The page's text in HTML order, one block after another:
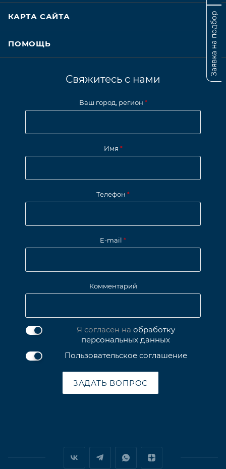
КАРТА САЙТА
ПОМОЩЬ
Свяжитесь с нами
Ваш город, регион *
Имя *
Телефон *
E-mail *
Комментарий
Я согласен на обработку
персональных данных
Пользовательское соглашение
ЗАДАТЬ ВОПРОС
Заявка на подбор